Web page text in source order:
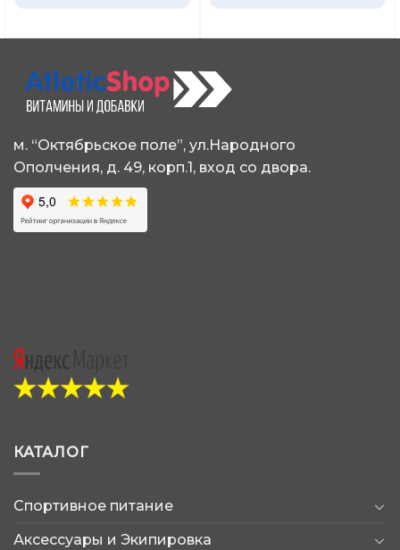
м. “Октябрьское поле”, ул.Народного
Ополчения, д. 49, корп.1, вход со двора.
КАТАЛОГ
Спортивное питание
Аксессуары и Экипировка